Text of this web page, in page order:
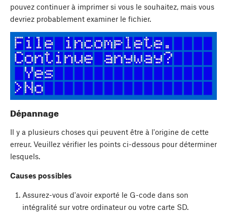
pouvez continuer à imprimer si vous le souhaitez, mais vous
devriez probablement examiner le fichier.
Dépannage
Il y a plusieurs choses qui peuvent être à l'origine de cette
erreur. Veuillez vérifier les points ci-dessous pour déterminer
lesquels.
Causes possibles
Assurez-vous d'avoir exporté le G-code dans son
intégralité sur votre ordinateur ou votre carte SD.